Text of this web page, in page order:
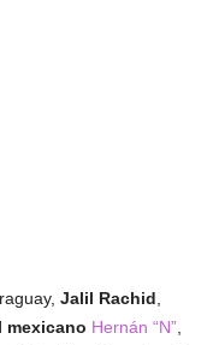
Jalil Rachid
mexicano Hernán “N”